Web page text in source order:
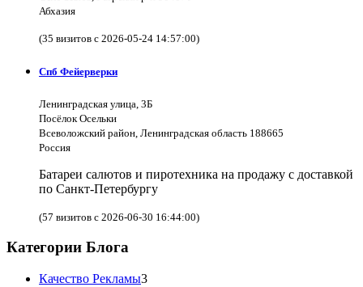
Абхазия
(35 визитов с 2026-05-24 14:57:00)
Спб Фейерверки
Ленинградская улица, 3Б
Посёлок Осельки
Всеволожский район, Ленинградская область 188665
Россия
Батареи салютов и пиротехника на продажу с доставкой
по Санкт-Петербургу
(57 визитов с 2026-06-30 16:44:00)
Категории Блога
Качество Рекламы3